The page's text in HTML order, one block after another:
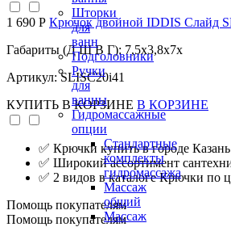
Шторки
для
ванн
Подголовники
Ручки
для
ванны
Гидромассажные
опции
Стандартные
комплекты
гидромассажа
Массаж
общий
Массаж
1 690 Р Крючок двойной IDDIS Слайд
Габариты (Д Ш В Г): 7,5x3,8x7x
Артикул: SLISC20i41
КУПИТЬ В КОРЗИНЕ В КОРЗИНЕ
✅ Крючки купить в городе
✅ Широкий ассортимент
✅ 2 видов в каталоге Крючки по
Помощь покупателям
Помощь покупателям